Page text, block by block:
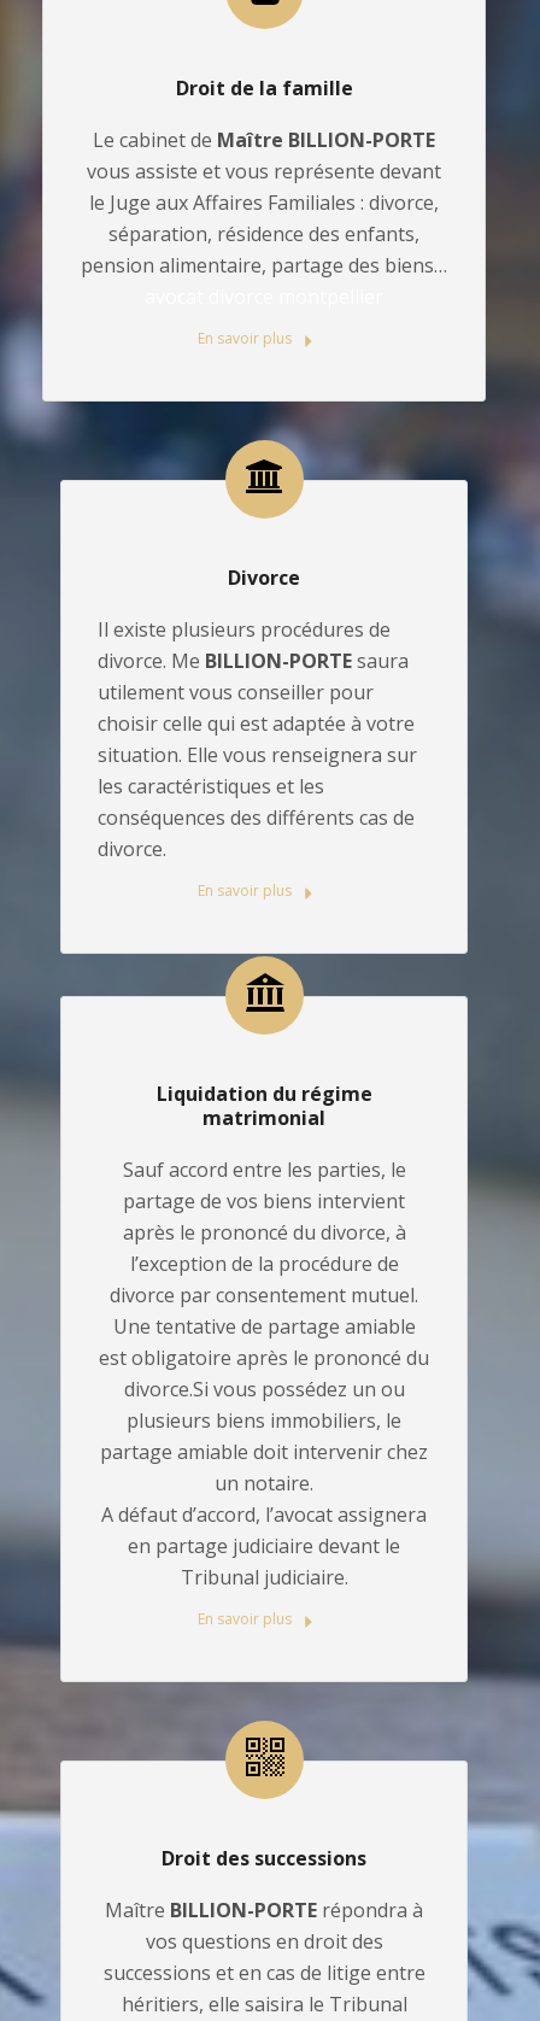
Droit de la famille
Le cabinet de Maître BILLION-PORTE
vous assiste et vous représente devant
le Juge aux Affaires Familiales : divorce,
séparation, résidence des enfants,
pension alimentaire, partage des biens…
En savoir plus
Divorce
Il existe plusieurs procédures de
divorce. Me BILLION-PORTEsaura
utilement vous conseiller pour
choisir celle qui est adaptée à votre
situation. Elle vous renseignera sur
les caractéristiques et les
conséquences des différents cas de
divorce.
En savoir plus
Liquidation du régime
matrimonial
Sauf accord entre les parties, le
partage de vos biens intervient
après le prononcé du divorce, à
l’exception de la procédure de
divorce par consentement mutuel.
Une tentative de partage amiable
est obligatoire après le prononcé du
divorce.Si vous possédez un ou
plusieurs biens immobiliers, le
partage amiable doit intervenir chez
un notaire.
A défaut d’accord, l’avocat assignera
en partage judiciaire devant le
Tribunal judiciaire.
En savoir plus
Droit des successions
Maître BILLION-PORTE répondra à
vos questions en droit des
successions et en cas de litige entre
héritiers, elle saisira le Tribunal